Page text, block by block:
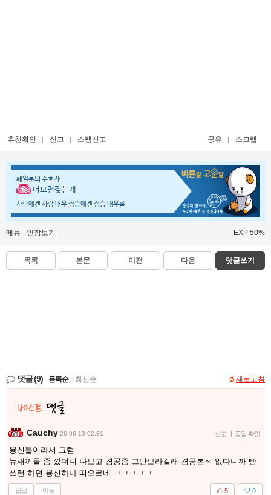
추천확인 신고 스팸신고 공유 스크랩
페일룬의 수호자
너보면짖는개
사람에겐 사람 대우 짐승에겐 짐승 대우를
메뉴 인장보기 EXP 50%
목록 본문 이전 다음 댓글쓰기
댓글(9) 등록순 최신순 새로고침
Cauchy 26-06-13 02:31 신고 | 공감 확인
븅신들이라서 그럼
뉴새끼들 좀 깠더니 나보고 겸공좀 그만보라길래 겸공본적 없다니까 빤
쓰런 하던 븅신하나 떠오르네 ㅋㅋㅋㅋㅋ
답글 이동 0
5